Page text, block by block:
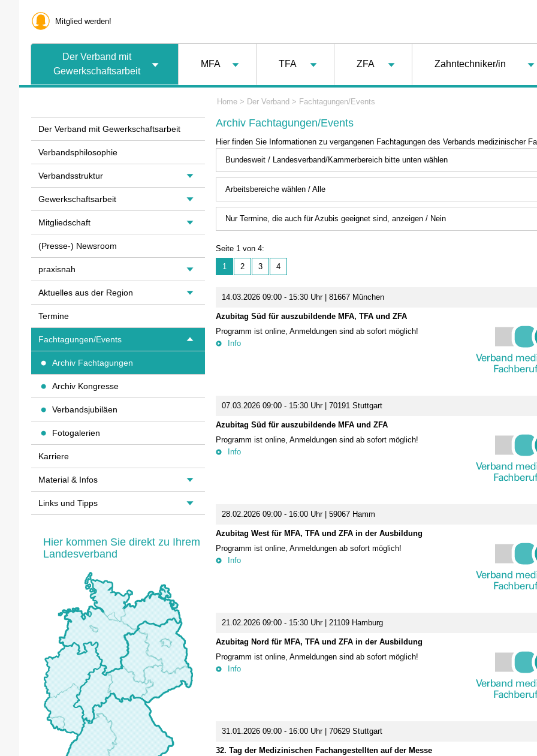
Mitglied werden!
Der Verband mit
Gewerkschaftsarbeit
MFA TFA ZFA Zahntechniker/in
Home > Der Verband > Fachtagungen/Events
Archiv Fachtagungen/Events
Hier finden Sie Informationen zu vergangenen Fachtagungen des Verbands medizinischer
Bundesweit / Landesverband/Kammerbereich bitte unten wählen
Arbeitsbereiche wählen / Alle
Nur Termine, die auch für Azubis geeignet sind, anzeigen / Nein
Seite 1 von 4:
1
2 3 4
14.03.2026 09:00 - 15:30 Uhr | 81667 München
Azubitag Süd für auszubildende MFA, TFA und ZFA
Programm ist online, Anmeldungen sind ab sofort möglich!
Info
07.03.2026 09:00 - 15:30 Uhr | 70191 Stuttgart
Azubitag Süd für auszubildende MFA und ZFA
Programm ist online, Anmeldungen sind ab sofort möglich!
Info
28.02.2026 09:00 - 16:00 Uhr | 59067 Hamm
Azubitag West für MFA, TFA und ZFA in der Ausbildung
Programm ist online, Anmeldungen ab sofort möglich!
Info
21.02.2026 09:00 - 15:30 Uhr | 21109 Hamburg
Azubitag Nord für MFA, TFA und ZFA in der Ausbildung
Programm ist online, Anmeldungen sind ab sofort möglich!
Info
31.01.2026 09:00 - 16:00 Uhr | 70629 Stuttgart
32. Tag der Medizinischen Fachangestellten auf der Messe
Der Verband mit Gewerkschaftsarbeit
Verbandsphilosophie
Verbandsstruktur
Gewerkschaftsarbeit
Mitgliedschaft
(Presse-) Newsroom
praxisnah
Aktuelles aus der Region
Termine
Fachtagungen/Events
Archiv Fachtagungen
Archiv Kongresse
Verbandsjubiläen
Fotogalerien
Karriere
Material & Infos
Links und Tipps
Hier kommen Sie direkt zu Ihrem
Landesverband